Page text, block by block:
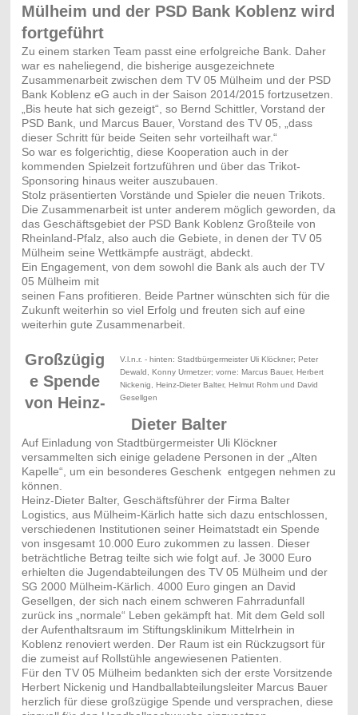
Mülheim und der PSD Bank Koblenz wird
fortgeführt
Zu einem starken Team passt eine erfolgreiche Bank. Daher
war es naheliegend, die bisherige ausgezeichnete
Zusammenarbeit zwischen dem TV 05 Mülheim und der PSD
Bank Koblenz eG auch in der Saison 2014/2015 fortzusetzen.
„Bis heute hat sich gezeigt“, so Bernd Schittler, Vorstand der
PSD Bank, und Marcus Bauer, Vorstand des TV 05, „dass
dieser Schritt für beide Seiten sehr vorteilhaft war.“
So war es folgerichtig, diese Kooperation auch in der
kommenden Spielzeit fortzuführen und über das Trikot-
Sponsoring hinaus weiter auszubauen.
Stolz präsentierten Vorstände und Spieler die neuen Trikots.
Die Zusammenarbeit ist unter anderem möglich geworden, da
das Geschäftsgebiet der PSD Bank Koblenz Großteile von
Rheinland-Pfalz, also auch die Gebiete, in denen der TV 05
Mülheim seine Wettkämpfe austrägt, abdeckt.
Ein Engagement, von dem sowohl die Bank als auch der TV
05 Mülheim mit
seinen Fans profitieren. Beide Partner wünschten sich für die
Zukunft weiterhin so viel Erfolg und freuten sich auf eine
weiterhin gute Zusammenarbeit.
V.l.n.r. - hinten: Stadtbürgermeister Uli Klöckner; Peter
Dewald, Konny Urmetzer; vorne: Marcus Bauer, Herbert
Nickenig, Heinz-Dieter Balter, Helmut Rohm und David
Gesellgen
Großzügig
e Spende
von Heinz-
Dieter Balter
Auf Einladung von Stadtbürgermeister Uli Klöckner
versammelten sich einige geladene Personen in der „Alten
Kapelle“, um ein besonderes Geschenk entgegen nehmen zu
können.
Heinz-Dieter Balter, Geschäftsführer der Firma Balter
Logistics, aus Mülheim-Kärlich hatte sich dazu entschlossen,
verschiedenen Institutionen seiner Heimatstadt ein Spende
von insgesamt 10.000 Euro zukommen zu lassen. Dieser
beträchtliche Betrag teilte sich wie folgt auf. Je 3000 Euro
erhielten die Jugendabteilungen des TV 05 Mülheim und der
SG 2000 Mülheim-Kärlich. 4000 Euro gingen an David
Gesellgen, der sich nach einem schweren Fahrradunfall
zurück ins „normale“ Leben gekämpft hat. Mit dem Geld soll
der Aufenthaltsraum im Stiftungsklinikum Mittelrhein in
Koblenz renoviert werden. Der Raum ist ein Rückzugsort für
die zumeist auf Rollstühle angewiesenen Patienten.
Für den TV 05 Mülheim bedankten sich der erste Vorsitzende
Herbert Nickenig und Handballabteilungsleiter Marcus Bauer
herzlich für diese großzügige Spende und versprachen, diese